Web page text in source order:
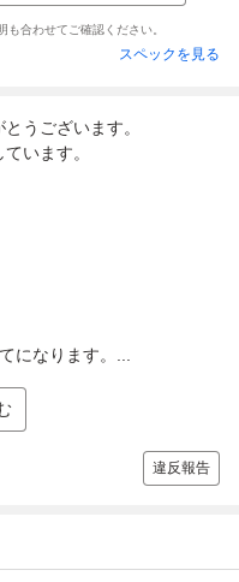
合わせてご確認ください。
スペックを見る
うございます。
います。
になります。...
違反報告